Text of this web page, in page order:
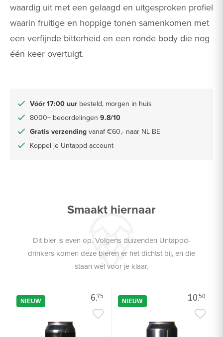
waardig uit met een gelaagd en uitgesproken profiel
waarin fruitige en hoppige tonen samenkomen met
een verfijnde bitterheid en een ronde body die nog
één keer overtuigt.
Vóór 17:00 uur besteld, morgen in huis
8000+ beoordelingen 9.8/10
Gratis verzending vanaf €60,- naar NL BE
Koppel je Untappd account
Smaakt hiernaar
Dit bier is even op. Volgens duizenden Untappd-
drinkers komen deze bieren er het dichtst bij, en die
staan wél voor je klaar.
6.75
NIEUW 10.50
NIEUW